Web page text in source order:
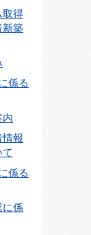
取得
新築
係る
内
情報
係る
に係